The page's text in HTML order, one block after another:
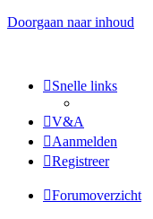
Doorgaan naar inhoud
Snelle links
V&A
Aanmelden
Registreer
Forumoverzicht